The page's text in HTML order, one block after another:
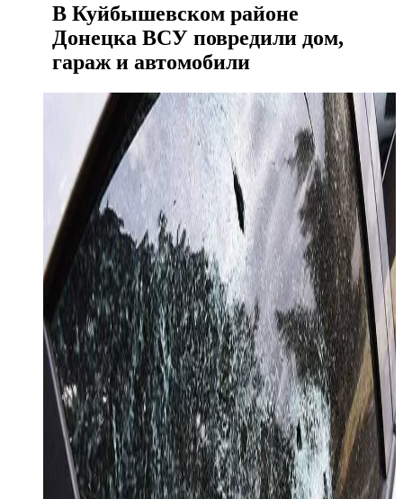
В Куйбышевском районе
Донецка ВСУ повредили дом,
гараж и автомобили